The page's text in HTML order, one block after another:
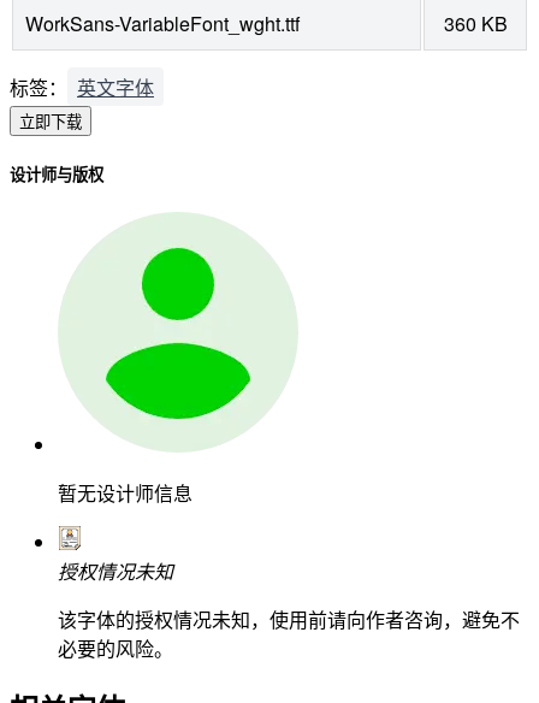
WorkSans-VariableFont_wght.ttf 360 KB
标签： 英文字体
立即下载
设计师与版权
暂无设计师信息
授权情况未知
该字体的授权情况未知，使用前请向作者咨询，避免不
必要的风险。